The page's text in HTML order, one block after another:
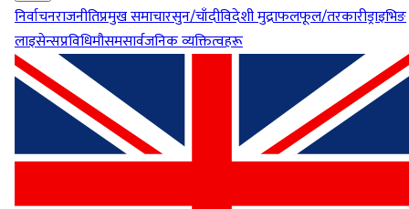
निर्वाचनराजनीतिप्रमुख समाचारसुन/चाँदीविदेशी मुद्राफलफूल/तरकारीड्राइभिङ
लाइसेन्सप्रविधिमौसमसार्वजनिक व्यक्तित्वहरू